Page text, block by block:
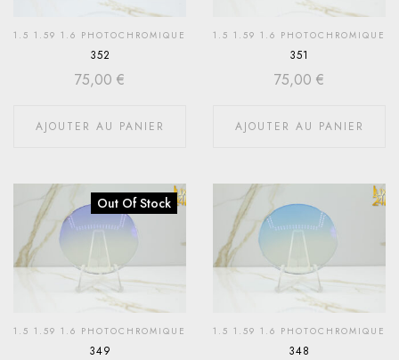
1.5 1.59 1.6 PHOTOCHROMIQUE
352
75,00 €
AJOUTER AU PANIER
1.5 1.59 1.6 PHOTOCHROMIQUE
351
75,00 €
AJOUTER AU PANIER
Out Of Stock
1.5 1.59 1.6 PHOTOCHROMIQUE
349
1.5 1.59 1.6 PHOTOCHROMIQUE
348